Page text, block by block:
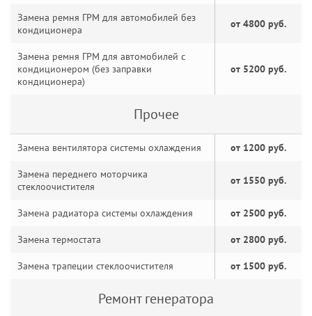
Замена ремня ГРМ для автомобилей без
кондиционера
от 4800 руб.
Замена ремня ГРМ для автомобилей с
кондиционером (без заправки
кондиционера)
от 5200 руб.
Прочее
Замена вентилятора системы охлаждения от 1200 руб.
Замена переднего моторчика
стеклоочистителя
от 1550 руб.
Замена радиатора системы охлаждения от 2500 руб.
Замена термостата от 2800 руб.
Замена трапеции стеклоочистителя от 1500 руб.
Ремонт генератора